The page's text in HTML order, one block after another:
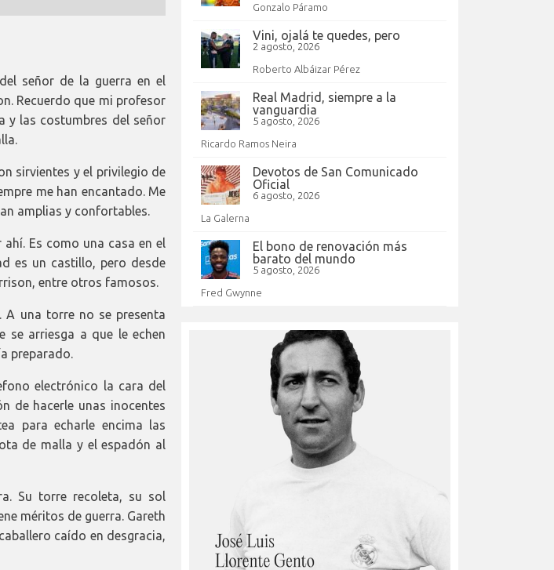
señor de la guerra en el
Recuerdo que mi profesor
y las costumbres del señor
sirvientes y el privilegio de
me han encantado. Me
amplias y confortables.
Es como una casa en el
es un castillo, pero desde
entre otros famosos.
una torre no se presenta
arriesga a que le echen
preparado.
electrónico la cara del
de hacerle unas inocentes
para echarle encima las
de malla y el espadón al
Su torre recoleta, su sol
méritos de guerra. Gareth
caído en desgracia,
Gonzalo Páramo
Vini, ojalá te quedes, pero
2 agosto, 2026
Roberto Albáizar Pérez
Real Madrid, siempre a la
vanguardia
5 agosto, 2026
Ricardo Ramos Neira
Devotos de San Comunicado
Oficial
6 agosto, 2026
La Galerna
El bono de renovación más
barato del mundo
5 agosto, 2026
Fred Gwynne